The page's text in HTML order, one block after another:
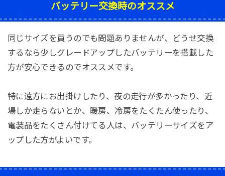
バッテリー交換時のオススメ
同じサイズを買うのでも問題ありませんが、どうせ交換
するなら少しグレードアップしたバッテリーを搭載した
方が安心できるのでオススメです。
特に遠方にお出掛けしたり、夜の走行が多かったり、近
場しか走らないとか、暖房、冷房をたくたん使ったり、
電装品をたくさん付けてる人は、バッテリーサイズをア
ップした方がよいです。